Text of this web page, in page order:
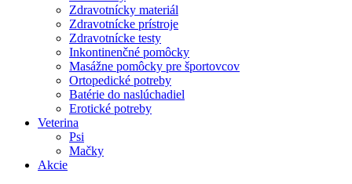
Zdravotnícky materiál
Zdravotnícke prístroje
Zdravotnícke testy
Inkontinenčné pomôcky
Masážne pomôcky pre športovcov
Ortopedické potreby
Batérie do naslúchadiel
Erotické potreby
Veterina
Psi
Mačky
Akcie